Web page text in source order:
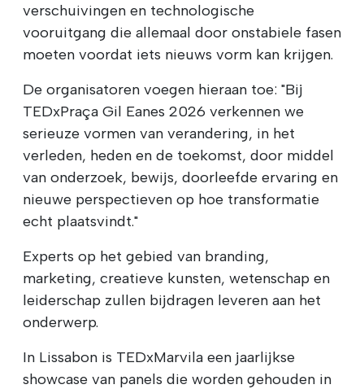
verschuivingen en technologische
vooruitgang die allemaal door onstabiele fasen
moeten voordat iets nieuws vorm kan krijgen.
De organisatoren voegen hieraan toe: "Bij
TEDxPraça Gil Eanes 2026 verkennen we
serieuze vormen van verandering, in het
verleden, heden en de toekomst, door middel
van onderzoek, bewijs, doorleefde ervaring en
nieuwe perspectieven op hoe transformatie
echt plaatsvindt."
Experts op het gebied van branding,
marketing, creatieve kunsten, wetenschap en
leiderschap zullen bijdragen leveren aan het
onderwerp.
In Lissabon is TEDxMarvila een jaarlijkse
showcase van panels die worden gehouden in